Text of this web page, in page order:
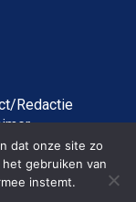
Redactie
dat onze site zo
gebruiken van
instemt.